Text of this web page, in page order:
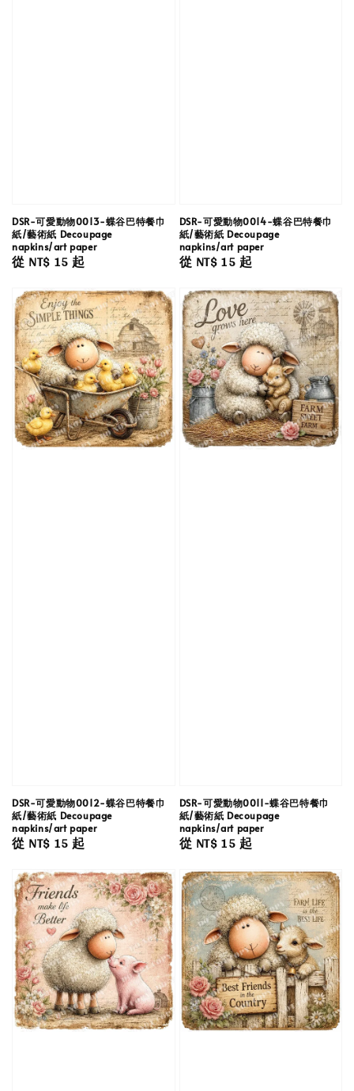
DSR-可愛動物0013-蝶谷巴特餐巾
紙/藝術紙 Decoupage
napkins/art paper
Regular
從 NT$ 15起
DSR-可愛動物0014-蝶谷巴特餐巾
紙/藝術紙 Decoupage
napkins/art paper
Regular
從 NT$ 15起
DSR-可愛動物0012-蝶谷巴特餐巾
紙/藝術紙 Decoupage
napkins/art paper
Regular
從 NT$ 15起
DSR-可愛動物0011-蝶谷巴特餐巾
紙/藝術紙 Decoupage
napkins/art paper
Regular
從 NT$ 15起